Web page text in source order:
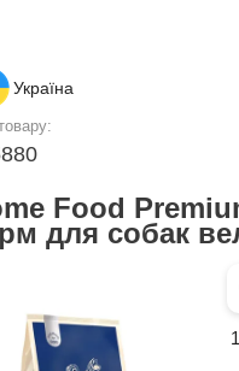
Україна
Food
для собак